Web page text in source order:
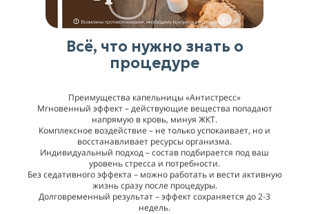
Всё, что нужно знать о
процедуре
Преимущества капельницы «Антистресс»
Мгновенный эффект – действующие вещества попадают
напрямую в кровь, минуя ЖКТ.
Комплексное воздействие – не только успокаивает, но и
восстанавливает ресурсы организма.
Индивидуальный подход – состав подбирается под ваш
уровень стресса и потребности.
Без седативного эффекта – можно работать и вести активную
жизнь сразу после процедуры.
Долговременный результат – эффект сохраняется до 2-3
недель.